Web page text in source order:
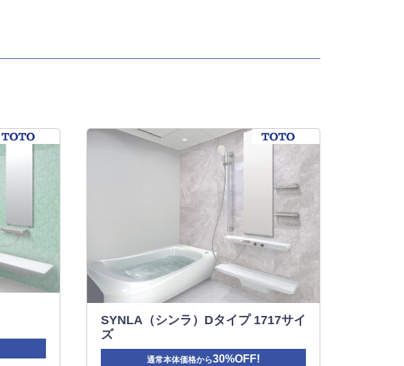
SYNLA（シンラ）Dタイプ 1717サイ
ズ
通常本体価格から30%OFF!